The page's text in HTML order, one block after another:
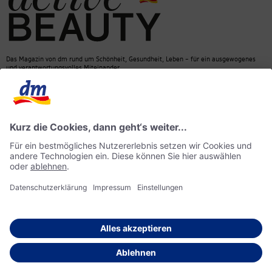
Das Magazin von dm rund um Schönheit, Gesundheit, Leben – für ein ausgewogenes
und verantwortungsvolles Miteinander.
© 2026 dm drogerie markt GmbH